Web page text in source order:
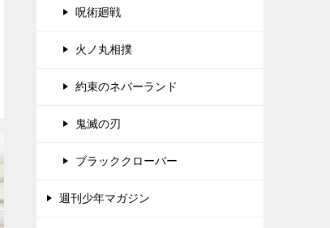
呪術廻戦
火ノ丸相撲
約束のネバーランド
鬼滅の刃
ブラッククローバー
週刊少年マガジン